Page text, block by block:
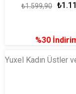
₺1.599,90
%30